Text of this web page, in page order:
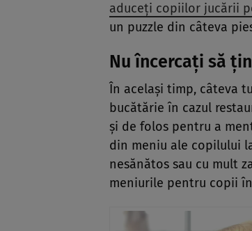
aduceți copiilor jucării
un puzzle din câteva
Nu încercați să
În același timp, câteva
bucătărie în cazul
și de folos pentru a
din meniu ale copilului
nesănătos sau cu mult
meniurile pentru copii